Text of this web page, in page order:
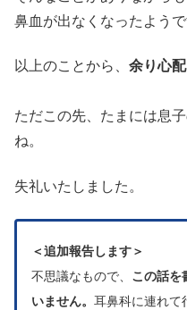
鼻血が出なくなったようで
以上のことから、 余り心
ただこの先、たまには息
ね。
失礼いたしました。
＜追加報告します＞
不思議なもので、 この話を
いません。 耳鼻科に連れて